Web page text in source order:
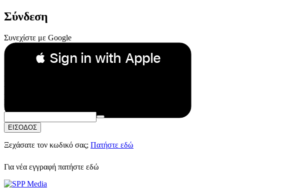
Σύνδεση
Συνεχίστε με Google
 Sign in with Apple
Συνεχίστε με Apple
ή
Email:
Κωδικός Πρόσβασης:
ΕΙΣΟΔΟΣ
Ξεχάσατε τον κωδικό σας; Πατήστε εδώ
Για νέα εγγραφή πατήστε εδώ